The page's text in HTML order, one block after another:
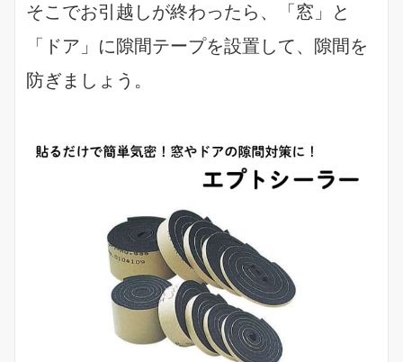
そこでお引越しが終わったら、「窓」と
「ドア」に隙間テープを設置して、隙間を
防ぎましょう。